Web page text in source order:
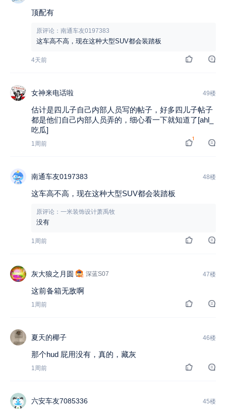
顶配有
原评论：南通车友0197383
这车高不高，现在这种大型SUV都会装踏板
4天前
女神来电话啦 49楼
估计是四儿子自己内部人员写的帖子，好多四儿子帖子
都是他们自己内部人员弄的，细心看一下就知道了[ahl_
吃瓜]
1周前
1
南通车友0197383 48楼
这车高不高，现在这种大型SUV都会装踏板
原评论：一米装饰设计萧禹牧
没有
1周前
灰大狼之月圆 深蓝S07 47楼
这前备箱无敌啊
1周前
夏天的椰子 46楼
那个hud 屁用没有，真的，藏灰
1周前
六安车友7085336 45楼